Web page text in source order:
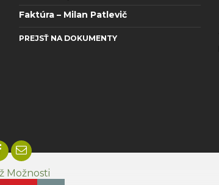
Faktúra – Milan Patlevič
PREJSŤ NA DOKUMENTY
Facebook
Email